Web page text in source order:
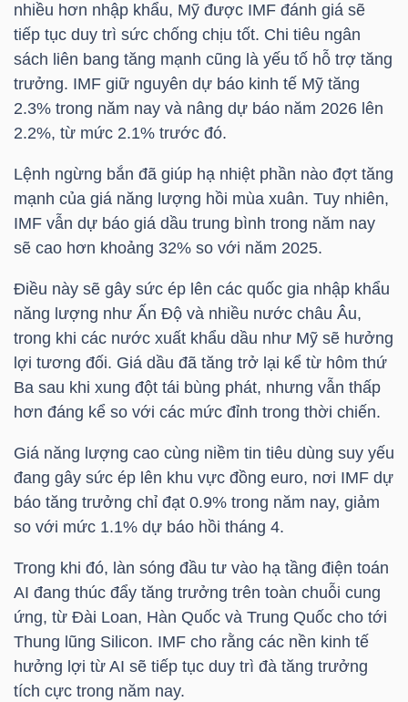
nhiều hơn nhập khẩu, Mỹ được IMF đánh giá sẽ
tiếp tục duy trì sức chống chịu tốt. Chi tiêu ngân
sách liên bang tăng mạnh cũng là yếu tố hỗ trợ tăng
trưởng. IMF giữ nguyên dự báo kinh tế Mỹ tăng
2.3% trong năm nay và nâng dự báo năm 2026 lên
2.2%, từ mức 2.1% trước đó.
Lệnh ngừng bắn đã giúp hạ nhiệt phần nào đợt tăng
mạnh của giá năng lượng hồi mùa xuân. Tuy nhiên,
IMF vẫn dự báo giá dầu trung bình trong năm nay
sẽ cao hơn khoảng 32% so với năm 2025.
Điều này sẽ gây sức ép lên các quốc gia nhập khẩu
năng lượng như Ấn Độ và nhiều nước châu Âu,
trong khi các nước xuất khẩu dầu như Mỹ sẽ hưởng
lợi tương đối. Giá dầu đã tăng trở lại kể từ hôm thứ
Ba sau khi xung đột tái bùng phát, nhưng vẫn thấp
hơn đáng kể so với các mức đỉnh trong thời chiến.
Giá năng lượng cao cùng niềm tin tiêu dùng suy yếu
đang gây sức ép lên khu vực đồng euro, nơi IMF dự
báo tăng trưởng chỉ đạt 0.9% trong năm nay, giảm
so với mức 1.1% dự báo hồi tháng 4.
Trong khi đó, làn sóng đầu tư vào hạ tầng điện toán
AI đang thúc đẩy tăng trưởng trên toàn chuỗi cung
ứng, từ Đài Loan, Hàn Quốc và Trung Quốc cho tới
Thung lũng Silicon. IMF cho rằng các nền kinh tế
hưởng lợi từ AI sẽ tiếp tục duy trì đà tăng trưởng
tích cực trong năm nay.
CÔNG
CỤ
ĐẦU
TƯ
TRUY
XUẤT
DỮ
LIỆU
Ngành
VS-
SECTOR
NĂNG
NGUYÊN
VẬT